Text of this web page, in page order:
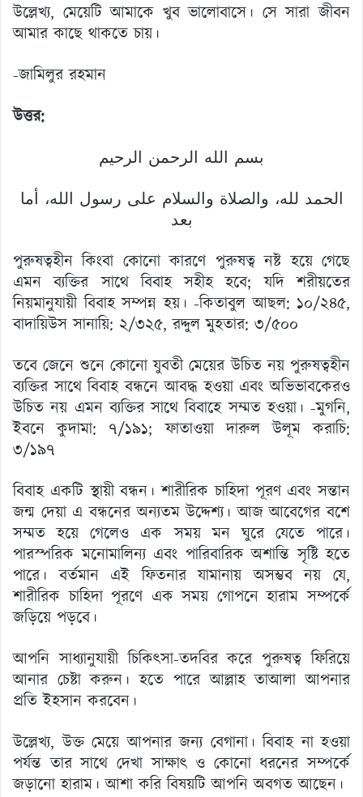
উল্লেখ্য, মেয়েটি আমাকে খুব ভালোবাসে। সে সারা জীবন
আমার কাছে থাকতে চায়।
-জামিলুর রহমান
উত্তর:
بسم الله الرحمن الرحيم
الحمد لله، والصلاة والسلام على رسول الله، أما
بعد
পুরুষত্বহীন কিংবা কোনো কারণে পুরুষত্ব নষ্ট হয়ে গেছে
এমন ব্যক্তির সাথে বিবাহ সহীহ হবে; যদি শরীয়তের
নিয়মানুযায়ী বিবাহ সম্পন্ন হয়। -কিতাবুল আছল: ১০/২৪৫,
বাদায়িউস সানায়ি: ২/৩২৫, রদ্দুল মুহতার: ৩/৫০০
তবে জেনে শুনে কোনো যুবতী মেয়ের উচিত নয় পুরুষত্বহীন
ব্যক্তির সাথে বিবাহ বন্ধনে আবদ্ধ হওয়া এবং অভিভাবকেরও
উচিত নয় এমন ব্যক্তির সাথে বিবাহে সম্মত হওয়া। -মুগনি,
ইবনে কুদামা: ৭/১৯১; ফাতাওয়া দারুল উলূম করাচি:
৩/১৯৭
বিবাহ একটি স্থায়ী বন্ধন। শারীরিক চাহিদা পূরণ এবং সন্তান
জন্ম দেয়া এ বন্ধনের অন্যতম উদ্দেশ্য। আজ আবেগের বশে
সম্মত হয়ে গেলেও এক সময় মন ঘুরে যেতে পারে।
পারস্পরিক মনোমালিন্য এবং পারিবারিক অশান্তি সৃষ্টি হতে
পারে। বর্তমান এই ফিতনার যামানায় অসম্ভব নয় যে,
শারীরিক চাহিদা পূরণে এক সময় গোপনে হারাম সম্পর্কে
জড়িয়ে পড়বে।
আপনি সাধ্যানুযায়ী চিকিৎসা-তদবির করে পুরুষত্ব ফিরিয়ে
আনার চেষ্টা করুন। হতে পারে আল্লাহ তাআলা আপনার
প্রতি ইহসান করবেন।
উল্লেখ্য, উক্ত মেয়ে আপনার জন্য বেগানা। বিবাহ না হওয়া
পর্যন্ত তার সাথে দেখা সাক্ষাৎ ও কোনো ধরনের সম্পর্কে
জড়ানো হারাম। আশা করি বিষয়টি আপনি অবগত আছেন।